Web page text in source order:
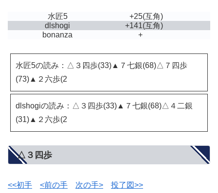
水匠5 +25(互角)
dlshogi
+141(互角)
bonanza
+
水匠5の読み：△３四歩(33)▲７七銀(68)△７四歩
(73)▲２六歩(2
dlshogiの読み：△３四歩(33)▲７七銀(68)△４二銀
(31)▲２六歩(2
△３四歩
<<初手 <前の手 次の手> 投了図>>